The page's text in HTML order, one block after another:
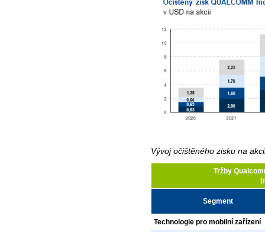
Vývoj očištěného zisku na
Tržby
Segment
Technologie pro mobilní zařízení